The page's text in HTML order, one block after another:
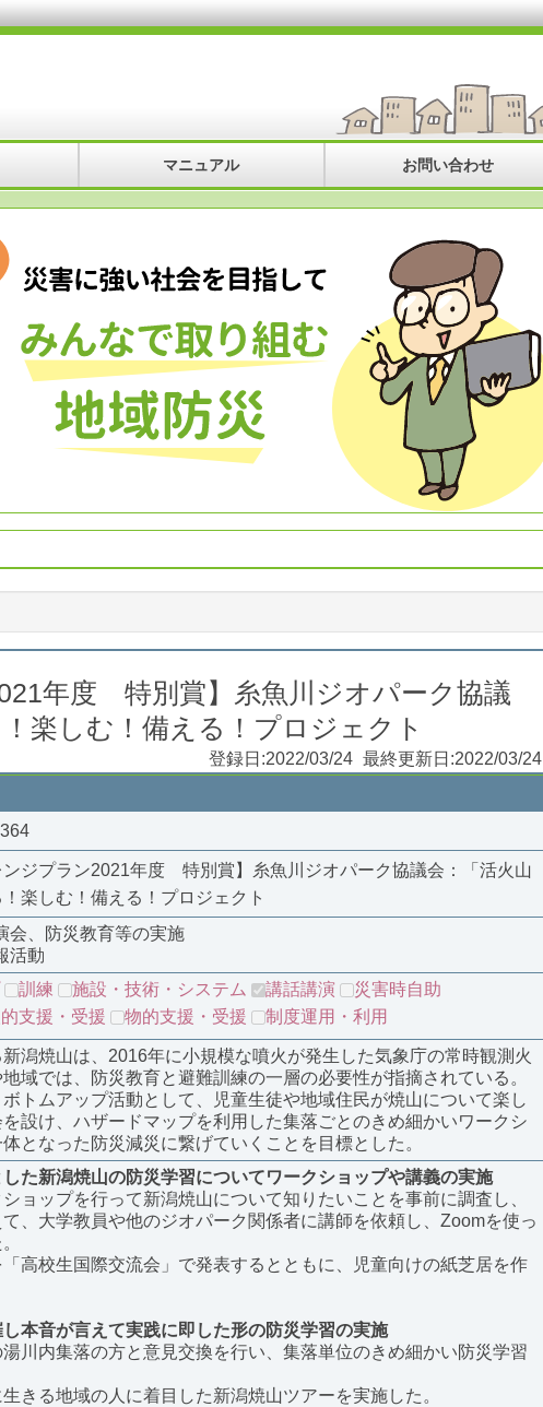
マニュアル お問い合わせ
年度 特別賞】糸魚川ジオパーク協議
楽しむ！備える！プロジェクト
登録日:2022/03/24 最終更新日:2022/03/24
ンジプラン2021年度 特別賞】糸魚川ジオパーク協議会：「活火山
楽しむ！備える！プロジェクト
会、防災教育等の実施
活動
訓練 施設・技術・システム 講話講演
災害時自助
的支援・受援 物的支援・受援 制度運用・利用
新潟焼山は、2016年に小規模な噴火が発生した気象庁の常時観測火
域では、防災教育と避難訓練の一層の必要性が指摘されている。
ボトムアップ活動として、児童生徒や地域住民が焼山について楽し
設け、ハザードマップを利用した集落ごとのきめ細かいワークシ
となった防災減災に繋げていくことを目標とした。
た新潟焼山の防災学習についてワークショップや講義の実施
ショップを行って新潟焼山について知りたいことを事前に調査し、
、大学教員や他のジオパーク関係者に講師を依頼し、Zoomを使っ
「高校生国際交流会」で発表するとともに、児童向けの紙芝居を作
本音が言えて実践に即した形の防災学習の実施
湯川内集落の方と意見交換を行い、集落単位のきめ細かい防災学習
生きる地域の人に着目した新潟焼山ツアーを実施した。